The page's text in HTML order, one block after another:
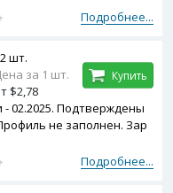
Подробнее...
02.2025. Подтверждены
не заполнен. Зар
Подробнее...
шт.
за 1 шт.
$2,78
Купить